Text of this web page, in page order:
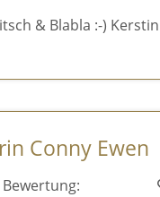
& Blabla :-)
Conny Ewen
Bewertung: